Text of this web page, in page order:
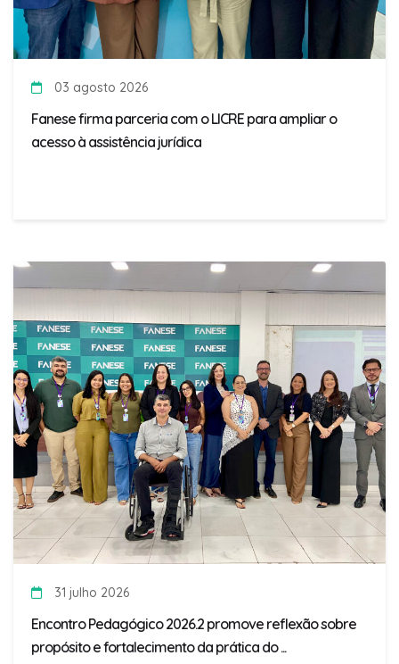
03 agosto 2026
Fanese firma parceria com o LICRE para ampliar o
acesso à assistência jurídica
31 julho 2026
Encontro Pedagógico 2026.2 promove reflexão sobre
propósito e fortalecimento da prática do ...